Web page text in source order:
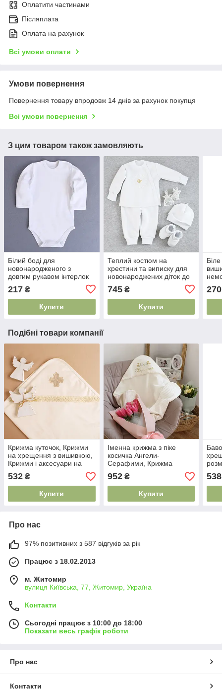
Оплатити частинами
Післяплата
Оплата на рахунок
Всі умови оплати
Умови повернення
Повернення товару впродовж 14 днів за рахунок покупця
Всі умови повернення
З цим товаром також замовляють
Білий боді для
новонародженого з
довгим рукавом інтерлок
українського виробника
217 ₴
Купити
Теплий костюм на
хрестини та виписку для
новонароджених діток до
745₴
Купити
270
Подібні товари компанії
Крижма куточок, Крижми
на хрещення з вишивкою,
Крижми і аксесуари на
хрещення Власне
виробництво
532 ₴
Купити
Іменна крижма з піке
косичка Ангели-
Серафими, Крижма
рушник на хрещення
вишивка, Крижми велсофт
952₴
Купити
з
538
Про нас
97% позитивних з 587 відгуків за рік
Працює з 18.02.2013
м. Житомир
вулиця Київська, 77, Житомир, Україна
Контакти
Сьогодні працює з 10:00 до 18:00
Показати весь графік роботи
Про нас
Контакти